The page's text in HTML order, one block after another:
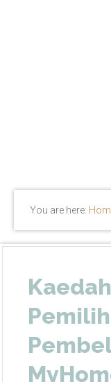
You are here:
Kaedah